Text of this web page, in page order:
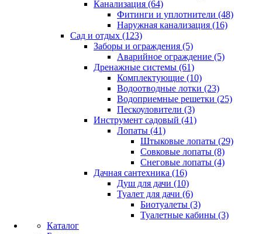
Канализация (64)
Фитинги и уплотнители (48)
Наружная канализация (16)
Сад и отдых (123)
Заборы и ограждения (5)
Аварийное ограждение (5)
Дренажные системы (61)
Комплектующие (10)
Водоотводные лотки (23)
Водоприемные решетки (25)
Пескоуловители (3)
Инструмент садовый (41)
Лопаты (41)
Штыковые лопаты (29)
Совковые лопаты (8)
Снеговые лопаты (4)
Дачная сантехника (16)
Душ для дачи (10)
Туалет для дачи (6)
Биотуалеты (3)
Туалетные кабины (3)
Каталог